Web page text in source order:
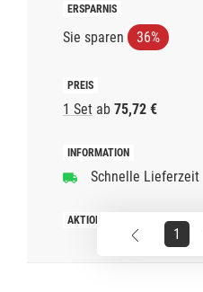
Sie sparen 36%
1 Set ab 75,72 €
Schnelle Lieferzeit
1